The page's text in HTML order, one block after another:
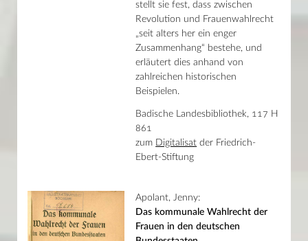
Leuchtender KLANG – Klingendes LICHT
Schlaglichter – 100 Bücher des Jahres 1918
Zuhause – Alltag und Familie
Wissenschaft – Theorie und Fortschritt
Unterwegs – Baden und die Welt
Frieden von Brest-Litowsk
Russische Revolution
Novemberrevolution
Badische Revolution
Rheinheimisch
Sprachbilder – Bildersprache
Aus den Augen, aus dem Sinn…
Die Macht des Wortes
stellt sie fest, dass zwischen
Revolution und Frauenwahlrecht
„seit alters her ein enger
Zusammenhang“ bestehe, und
erläutert dies anhand von
zahlreichen historischen
Beispielen.
Badische Landesbibliothek, 117 H
861
zum Digitalisat der Friedrich-
Ebert-Stiftung
Apolant, Jenny:
Das kommunale Wahlrecht der
Frauen in den deutschen